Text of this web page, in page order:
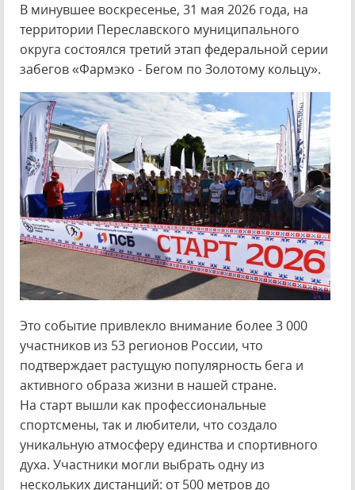
В минувшее воскресенье, 31 мая 2026 года, на
территории Переславского муниципального
округа состоялся третий этап федеральной серии
забегов «Фармэко - Бегом по Золотому кольцу».
Это событие привлекло внимание более 3 000
участников из 53 регионов России, что
подтверждает растущую популярность бега и
активного образа жизни в нашей стране.
На старт вышли как профессиональные
спортсмены, так и любители, что создало
уникальную атмосферу единства и спортивного
духа. Участники могли выбрать одну из
нескольких дистанций: от 500 метров до